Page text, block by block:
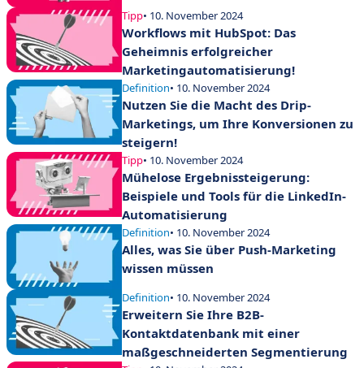
Tipp• 10. November 2024
Workflows mit HubSpot: Das
Geheimnis erfolgreicher
Marketingautomatisierung!
Definition• 10. November 2024
Nutzen Sie die Macht des Drip-
Marketings, um Ihre Konversionen zu
steigern!
Tipp• 10. November 2024
Mühelose Ergebnissteigerung:
Beispiele und Tools für die LinkedIn-
Automatisierung
Definition• 10. November 2024
Alles, was Sie über Push-Marketing
wissen müssen
Definition• 10. November 2024
Erweitern Sie Ihre B2B-
Kontaktdatenbank mit einer
maßgeschneiderten Segmentierung